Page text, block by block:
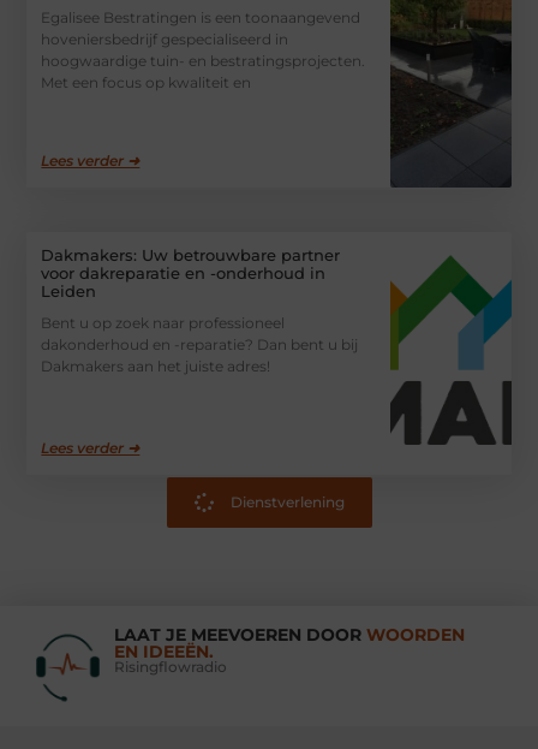
Egalisee Bestratingen is een toonaangevend
hoveniersbedrijf gespecialiseerd in
hoogwaardige tuin- en bestratingsprojecten.
Met een focus op kwaliteit en
Lees verder ➜
Dakmakers: Uw betrouwbare partner
voor dakreparatie en -onderhoud in
Leiden
Bent u op zoek naar professioneel
dakonderhoud en -reparatie? Dan bent u bij
Dakmakers aan het juiste adres!
Lees verder ➜
Dienstverlening
LAAT JE MEEVOEREN DOOR WOORDEN
EN IDEEËN.
Risingflowradio